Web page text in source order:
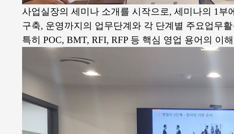
사업실장의 세미나 소개를 시작으로, 세미나의 1
구축, 운영까지의 업무단계와 각 단계별 주요업무
특히 POC, BMT, RFI, RFP 등 핵심 영업 용어의 이